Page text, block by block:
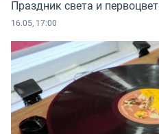
Праздник света и
16.05, 17:00